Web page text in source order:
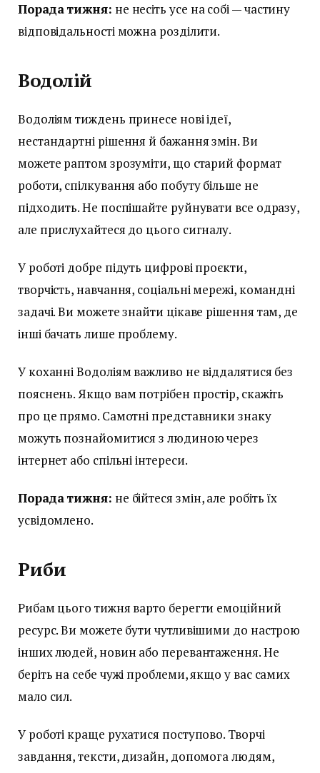
Порада тижня: не несіть усе на собі — частину
відповідальності можна розділити.
Водолій
Водоліям тиждень принесе нові ідеї,
нестандартні рішення й бажання змін. Ви
можете раптом зрозуміти, що старий формат
роботи, спілкування або побуту більше не
підходить. Не поспішайте руйнувати все одразу,
але прислухайтеся до цього сигналу.
У роботі добре підуть цифрові проєкти,
творчість, навчання, соціальні мережі, командні
задачі. Ви можете знайти цікаве рішення там, де
інші бачать лише проблему.
У коханні Водоліям важливо не віддалятися без
пояснень. Якщо вам потрібен простір, скажіть
про це прямо. Самотні представники знаку
можуть познайомитися з людиною через
інтернет або спільні інтереси.
Порада тижня: не бійтеся змін, але робіть їх
усвідомлено.
Риби
Рибам цього тижня варто берегти емоційний
ресурс. Ви можете бути чутливішими до настрою
інших людей, новин або перевантаження. Не
беріть на себе чужі проблеми, якщо у вас самих
мало сил.
У роботі краще рухатися поступово. Творчі
завдання, тексти, дизайн, допомога людям,